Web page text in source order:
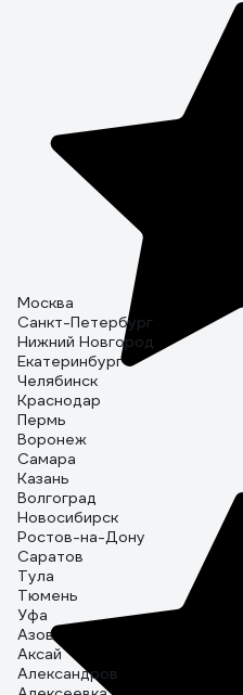
Москва
Санкт-Петербург
Нижний Новгород
Екатеринбург
Челябинск
Краснодар
Пермь
Воронеж
Самара
Казань
Волгоград
Новосибирск
Ростов-на-Дону
Саратов
Тула
Тюмень
Уфа
Азов
Аксай
Александров